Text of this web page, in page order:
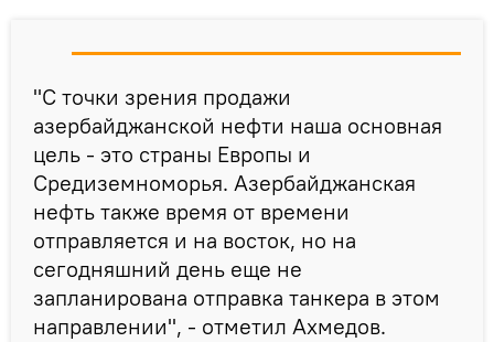
"С точки зрения продажи
азербайджанской нефти наша основная
цель - это страны Европы и
Средиземноморья. Азербайджанская
нефть также время от времени
отправляется и на восток, но на
сегодняшний день еще не
запланирована отправка танкера в этом
направлении", - отметил Ахмедов.